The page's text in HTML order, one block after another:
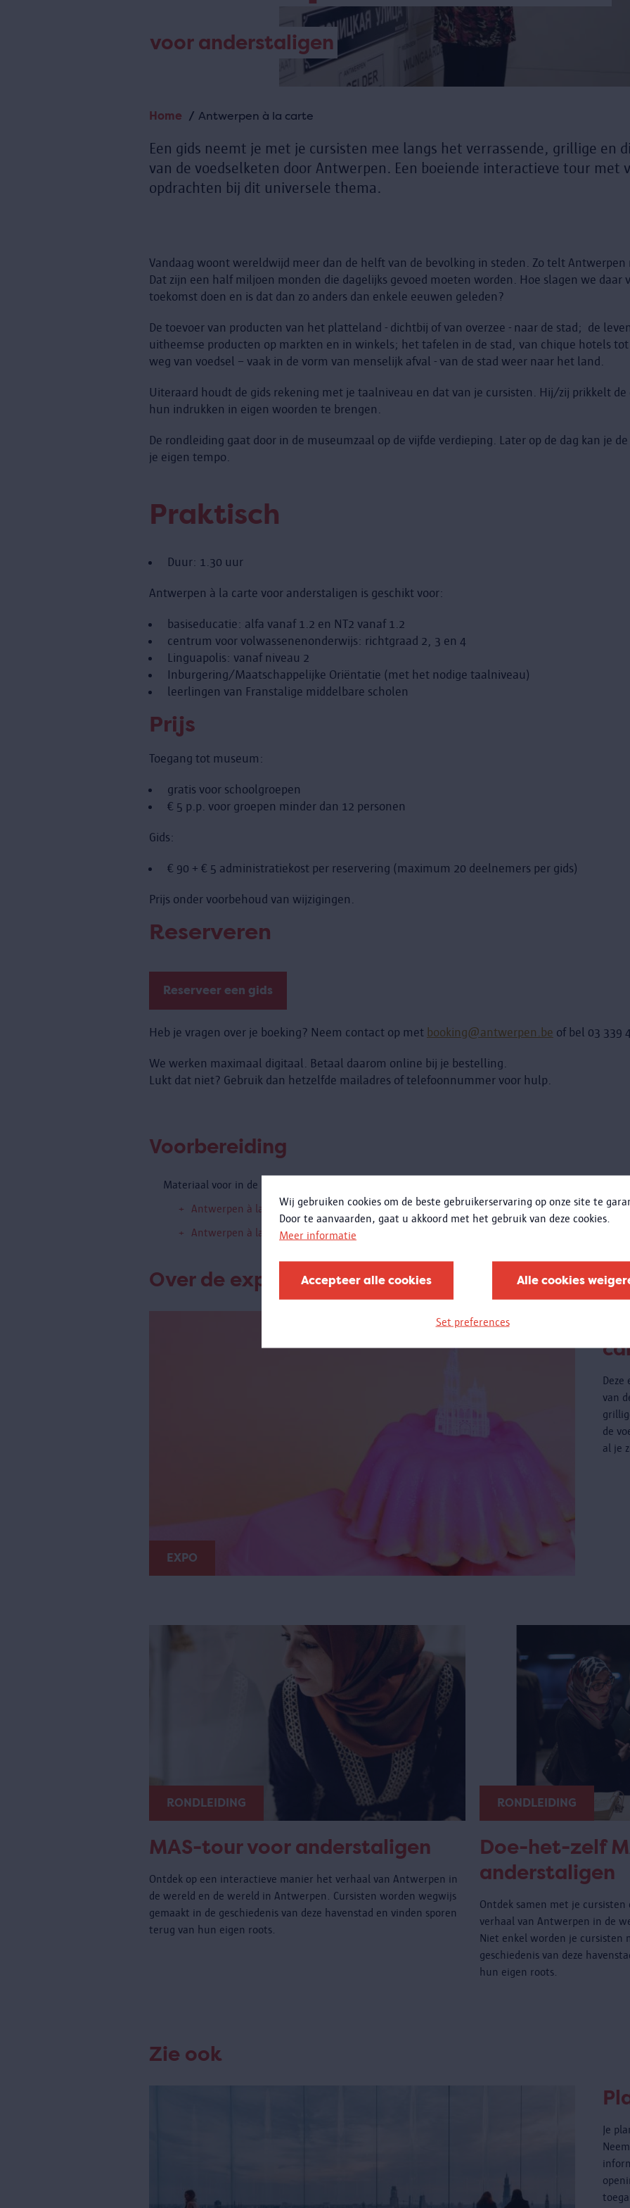
Wij gebruiken cookies om de beste gebruikerservaring op onze site te
Door te aanvaarden, gaat u akkoord met het gebruik van deze cookies.
Meer informatie
Accepteer alle cookies Alle cookies
Set preferences
voor anderstaligen
Kruimelpad
Home Antwerpen à la carte
Een gids neemt je met je cursisten mee langs het verrassende, grillige en
van de voedselketen door Antwerpen. Een boeiende interactieve tour met
opdrachten bij dit universele thema.
Vandaag woont wereldwijd meer dan de helft van de bevolking in steden. Zo telt Antwerpen
Dat zijn een half miljoen monden die dagelijks gevoed moeten worden. Hoe slagen we
toekomst doen en is dat dan zo anders dan enkele eeuwen geleden?
De toevoer van producten van het platteland - dichtbij of van overzee - naar de stad; de
uitheemse producten op markten en in winkels; het tafelen in de stad, van chique hotels
weg van voedsel – vaak in de vorm van menselijk afval - van de stad weer naar het land.
Uiteraard houdt de gids rekening met je taalniveau en dat van je cursisten. Hij/zij prikkelt de
hun indrukken in eigen woorden te brengen.
De rondleiding gaat door in de museumzaal op de vijfde verdieping. Later op de dag kan je
je eigen tempo.
Praktisch
Duur: 1.30 uur
Antwerpen à la carte voor anderstaligen is geschikt voor:
basiseducatie: alfa vanaf 1.2 en NT2 vanaf 1.2
centrum voor volwassenenonderwijs: richtgraad 2, 3 en 4
Linguapolis: vanaf niveau 2
Inburgering/Maatschappelijke Oriëntatie (met het nodige taalniveau)
leerlingen van Franstalige middelbare scholen
Prijs
Toegang tot museum:
gratis voor schoolgroepen
€ 5 p.p. voor groepen minder dan 12 personen
Gids:
€ 90 + € 5 administratiekost per reservering (maximum 20 deelnemers per gids)
Prijs onder voorbehoud van wijzigingen.
Reserveren
Reserveer een gids
Heb je vragen over je boeking? Neem contact op met booking@antwerpen.be of bel 03 339
We werken maximaal digitaal. Betaal daarom online bij je bestelling.
Lukt dat niet? Gebruik dan hetzelfde mailadres of telefoonnummer voor hulp.
Voorbereiding
Materiaal voor in de klas:
Antwerpen à la carte - opdrachten Basiseducatie.pdf
Antwerpen à la carte - opdrachten CVO.pdf
Over de expo
EXPO
Deze
van
de
al je
RONDLEIDING
MAS-tour voor anderstaligen
Ontdek op een interactieve manier het verhaal van Antwerpen in
de wereld en de wereld in Antwerpen. Cursisten worden wegwijs
gemaakt in de geschiedenis van deze havenstad en vinden sporen
terug van hun eigen roots.
RONDLEIDING
Doe-het-zelf
anderstaligen
Ontdek samen met je
verhaal van Antwerpen in de
Niet enkel worden je cursisten
geschiedenis van deze
hun eigen roots.
Zie ook
Je